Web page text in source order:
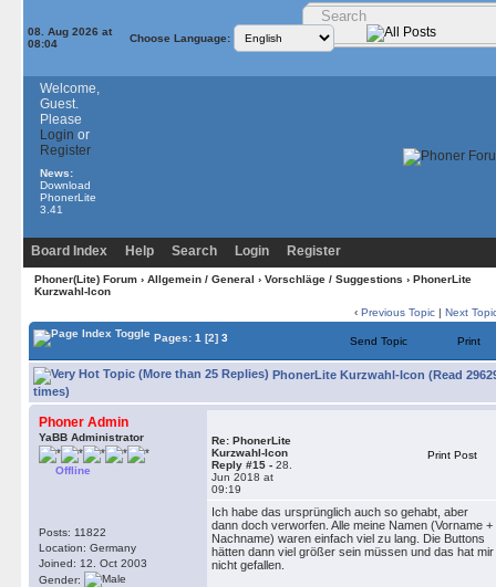
08. Aug 2026 at
08:04
Choose Language:
Welcome,
Guest.
Please
Login or
Register
News:
Download
PhonerLite
3.41
Board Index Help Search Login Register
Phoner(Lite) Forum› Allgemein / General › Vorschläge / Suggestions › PhonerLite
Kurzwahl-Icon
‹ Previous Topic | Next
Pages: 1 [2] 3 Send Topic Print
PhonerLite Kurzwahl-Icon (Read
times)
Phoner Admin
YaBB Administrator
Offline
Posts: 11822
Location: Germany
Joined: 12. Oct 2003
Gender:
Re: PhonerLite
Kurzwahl-Icon
Reply #15 - 28.
Jun 2018 at
09:19
Print Post
Ich habe das ursprünglich auch so gehabt, aber
dann doch verworfen. Alle meine Namen (Vorname +
Nachname) waren einfach viel zu lang. Die Buttons
hätten dann viel größer sein müssen und das hat mir
nicht gefallen.